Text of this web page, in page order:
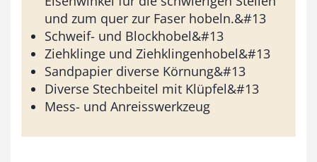
und zum quer zur Faser hobeln.&#13
Schweif- und Blockhobel&#13
Ziehklinge und Ziehklingenhobel&#13
Sandpapier diverse Körnung&#13
Diverse Stechbeitel mit Klüpfel&#13
Mess- und Anreisswerkzeug